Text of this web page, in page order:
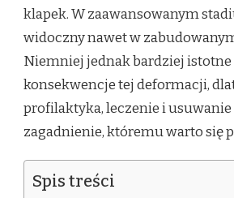
klapek. W zaawansowanym
widoczny nawet w
Niemniej jednak bardziej istotne
konsekwencje tej deformacji,
profilaktyka, leczenie i
zagadnienie, któremu warto się
Spis treści